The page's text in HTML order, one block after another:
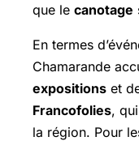
que le canotage
En termes
Chamarande
expositions et
Francofolies,
la région. Pour